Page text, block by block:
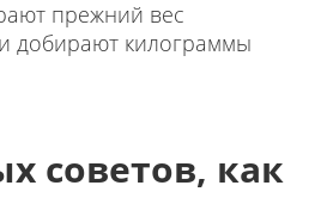
прежний вес
добирают килограммы
советов, как